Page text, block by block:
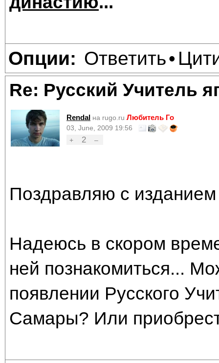
Опции: Ответить•
Re: Русский Учитель
Rendal на rugo.ru Любитель Го
03, June, 2009 19:56
+
2 –
Поздравляю с изданием
Надеюсь в скором
ней познакомиться...
появлении Русского
Самары? Или